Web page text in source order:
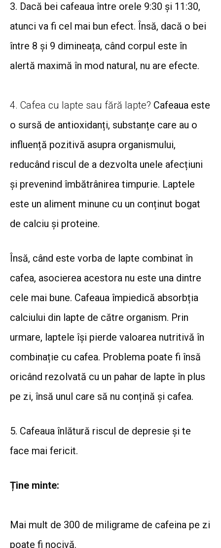
3. Dacă bei cafeaua între orele 9:30 și 11:30,
atunci va fi cel mai bun efect. Însă, dacă o bei
între 8 și 9 dimineața, când corpul este în
alertă maximă în mod natural, nu are efecte.
4. Cafea cu lapte sau fără lapte? Cafeaua este
o sursă de antioxidanți, substanțe care au o
influență pozitivă asupra organismului,
reducând riscul de a dezvolta unele afecțiuni
și prevenind îmbătrânirea timpurie. Laptele
este un aliment minune cu un conținut bogat
de calciu și proteine.
Însă, când este vorba de lapte combinat în
cafea, asocierea acestora nu este una dintre
cele mai bune. Cafeaua împiedică absorbția
calciului din lapte de către organism. Prin
urmare, laptele își pierde valoarea nutritivă în
combinație cu cafea. Problema poate fi însă
oricând rezolvată cu un pahar de lapte în plus
pe zi, însă unul care să nu conțină și cafea.
5. Cafeaua înlătură riscul de depresie și te
face mai fericit.
Ține minte:
Mai mult de 300 de miligrame de cafeina pe zi
poate fi nocivă.